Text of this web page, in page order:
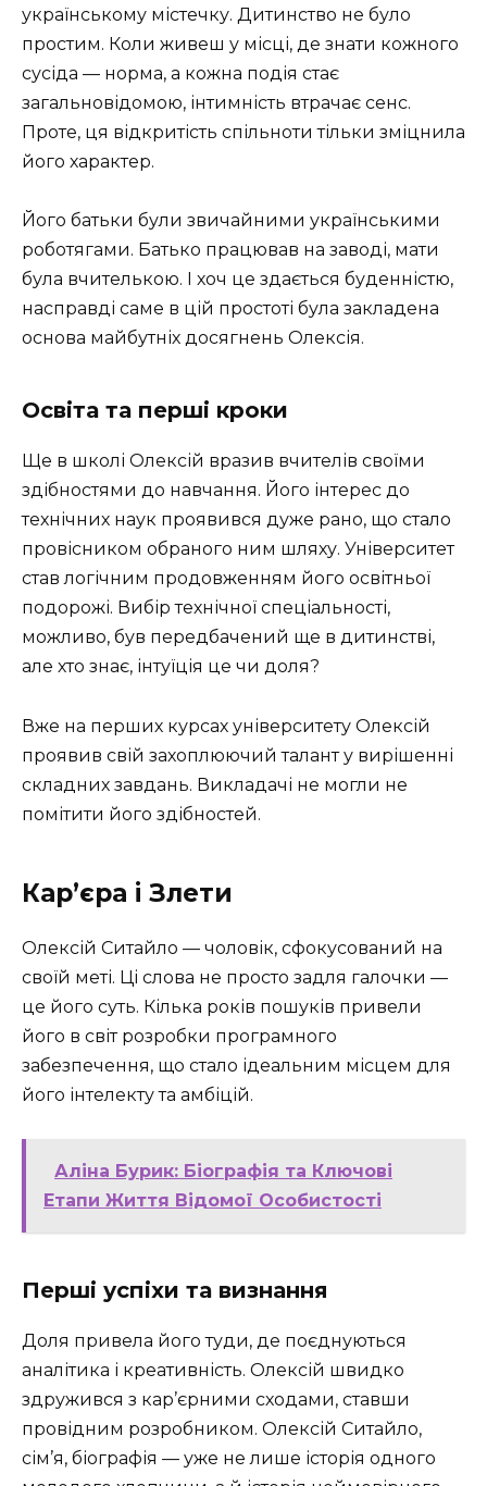
українському містечку. Дитинство не було
простим. Коли живеш у місці, де знати кожного
сусіда — норма, а кожна подія стає
загальновідомою, інтимність втрачає сенс.
Проте, ця відкритість спільноти тільки зміцнила
його характер.
Його батьки були звичайними українськими
роботягами. Батько працював на заводі, мати
була вчителькою. І хоч це здається буденністю,
насправді саме в цій простоті була закладена
основа майбутніх досягнень Олексія.
Освіта та перші кроки
Ще в школі Олексій вразив вчителів своїми
здібностями до навчання. Його інтерес до
технічних наук проявився дуже рано, що стало
провісником обраного ним шляху. Університет
став логічним продовженням його освітньої
подорожі. Вибір технічної спеціальності,
можливо, був передбачений ще в дитинстві,
але хто знає, інтуїція це чи доля?
Вже на перших курсах університету Олексій
проявив свій захоплюючий талант у вирішенні
складних завдань. Викладачі не могли не
помітити його здібностей.
Кар’єра і Злети
Олексій Ситайло — чоловік, сфокусований на
своїй меті. Ці слова не просто задля галочки —
це його суть. Кілька років пошуків привели
його в світ розробки програмного
забезпечення, що стало ідеальним місцем для
його інтелекту та амбіцій.
Аліна Бурик: Біографія та Ключові
Етапи Життя Відомої Особистості
Перші успіхи та визнання
Доля привела його туди, де поєднуються
аналітика і креативність. Олексій швидко
здружився з кар’єрними сходами, ставши
провідним розробником. Олексій Ситайло,
сім’я, біографія — уже не лише історія одного